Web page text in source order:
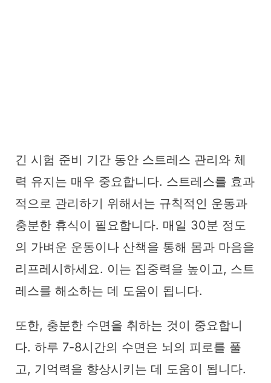
긴 시험 준비 기간 동안 스트레스 관리와 체
력 유지는 매우 중요합니다. 스트레스를 효과
적으로 관리하기 위해서는 규칙적인 운동과
충분한 휴식이 필요합니다. 매일 30분 정도
의 가벼운 운동이나 산책을 통해 몸과 마음을
리프레시하세요. 이는 집중력을 높이고, 스트
레스를 해소하는 데 도움이 됩니다.
또한, 충분한 수면을 취하는 것이 중요합니
다. 하루 7-8시간의 수면은 뇌의 피로를 풀
고, 기억력을 향상시키는 데 도움이 됩니다.